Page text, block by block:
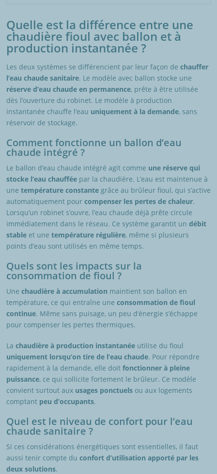
Quelle est la différence entre une
chaudière fioul avec ballon et à
production instantanée ?
Les deux systèmes se différencient par leur façon de chauffer
l’eau chaude sanitaire. Le modèle avec ballon stocke une
réserve d’eau chaude en permanence, prête à être utilisée
dès l’ouverture du robinet. Le modèle à production
instantanée chauffe l’eau uniquement à la demande, sans
réservoir de stockage.
Comment fonctionne un ballon d’eau
chaude intégré ?
Le ballon d’eau chaude intégré agit comme une réserve qui
stocke l’eau chauffée par la chaudière. L’eau est maintenue à
une température constante grâce au brûleur fioul, qui s’active
automatiquement pour compenser les pertes de chaleur.
Lorsqu’un robinet s’ouvre, l’eau chaude déjà prête circule
immédiatement dans le réseau. Ce système garantit un débit
stable et une température régulière, même si plusieurs
points d’eau sont utilisés en même temps.
Quels sont les impacts sur la
consommation de fioul ?
Une chaudière à accumulation maintient son ballon en
température, ce qui entraîne une consommation de fioul
continue. Même sans puisage, un peu d’énergie s’échappe
pour compenser les pertes thermiques.
La chaudière à production instantanée utilise du fioul
uniquement lorsqu’on tire de l’eau chaude. Pour répondre
rapidement à la demande, elle doit fonctionner à pleine
puissance, ce qui sollicite fortement le brûleur. Ce modèle
convient surtout aux usages ponctuels ou aux logements
comptant peu d’occupants.
Quel est le niveau de confort pour l’eau
chaude sanitaire ?
Si ces considérations énergétiques sont essentielles, il faut
aussi tenir compte du confort d’utilisation apporté par les
deux solutions.